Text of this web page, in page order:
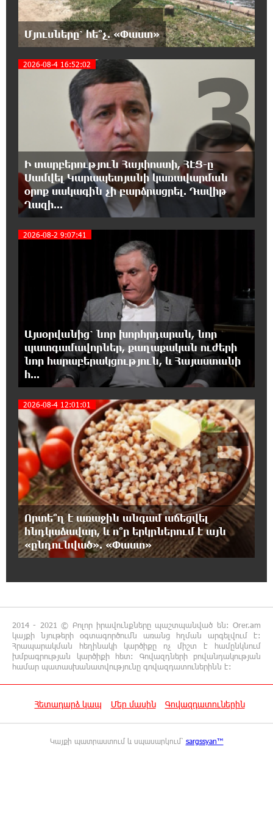
զարգացումների, Գյուղացիներին
վերաբերող առաջնային հարցերի մասին՝
գյուղտեխնիկայից մինչև անվճար երթուղի. Անդրանիկ
Գևորգյան
18:25:05 7-08-2026
Թուրքական ապրանքանիշը դադարեցնում է
գործունեությունը Ռուսաստանում
18:08:44 7-08-2026
Դանակահարություն՝ Մասիսի
գազալցակայաններից մեկի մոտ.
կասկածյալը ձերբակալվել է
17:58:24 7-08-2026
Վեհափառ Հայրապետը աղոթք է հնչեցնում
17:31:07 7-08-2026
Վեհափառի հանդեպ տիտանական
ապօրինություն կա, անասելի ցավ եմ զգում.
17:30:48 7-08-2026
Արժանապատիվ դատավորը ինքնաբացարկ
հայտնեց և հրաժարվեց քննել գործն ու
17:07:39 7-08-2026
Նարեկ Կարապետյանը` Կաթողիկոսին
հեռացնել փորձելու մասին
16:57:42 7-08-2026
«ՀայաՔվեն» կանգնած է Հայ առաքելական
եկեղեցու պաշտպանության առաջնագծում.
մաս 3
16:50:26 7-08-2026
անել
«ՀայաՔվեն» կանգնած է Հայ առաքելական
եկեղեցու պաշտպանության առաջնագծում.
մաս 2
16:26:52 7-08-2026
«ՀայաՔվեն» կանգնած է Հայ առաքելական
16:17:55 7-08-2026
Մյուսները՝ հե՞չ. «Փաստ»
2026-08-4 16:52:02
Ի տարբերություն Հայփոստի, ՀԷՑ-ը
Սամվել Կարապետյանի կառավարման
օրոք սակագին չի բարձրացրել. Դավիթ
Ղազի...
3
2026-08-2 9:07:41
Այսօրվանից՝ նոր խորհրդարան, նոր
պատգամավորներ, քաղաքական ուժերի
նոր հարաբերակցություն, և Հայաստանի
հ...
4
2026-08-4 12:01:01
Որտե՞ղ է առաջին անգամ աճեցվել
հնդկաձավար, և ո՞ր երկրներում է այն
«ընդունված». «Փաստ»
5
2014 - 2021 © Բոլոր իրավունքները պաշտպանված են: Orer.am
կայքի նյութերի օգտագործումն առանց հղման արգելվում է:
Հրապարակման հեղինակի կարծիքը ոչ միշտ է համընկնում
խմբագրության կարծիքի հետ: Գովազդների բովանդակության
համար պատասխանատվությունը գովազդատուներինն է:
Հետադարձ կապ Մեր մասին Գովազդատուներին
Կայքի պատրաստում և սպասարկում՝ sargssyan™